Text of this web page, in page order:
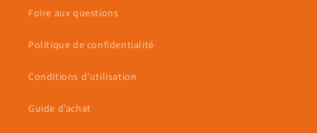
Foire aux questions
Politique de confidentialité
Conditions d’utilisation
Guide d’achat